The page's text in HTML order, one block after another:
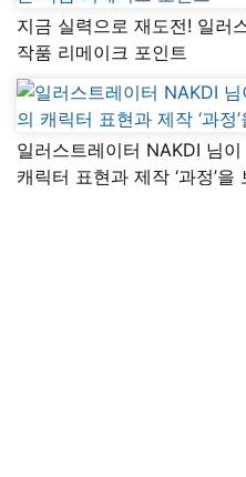
지금 실력으로 재도전! 일러
작품 리메이크 포인트
일러스트레이터 NAKDI 님
캐릭터 표현과 제작 ‘과정’